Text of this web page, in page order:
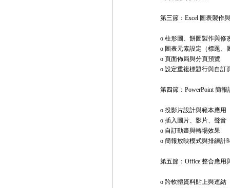
第三節：Excel 圖表製作
o 柱形圖、餅圖製作與修
o 圖表元素設定（標題、
o 頁面佈局與分頁預覽
o 設定重複標題行與自訂
第四節：PowerPoint 簡
o 投影片設計與範本應用
o 插入圖片、影片、聲音
o 自訂動畫與轉場效果
o 簡報放映模式與排練計
第五節：Office 整合應用
o 跨軟體資料貼上與連結